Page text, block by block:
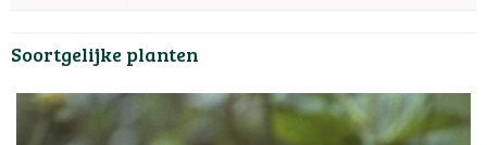
Soortgelijke planten